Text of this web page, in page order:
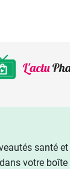
santé
votre